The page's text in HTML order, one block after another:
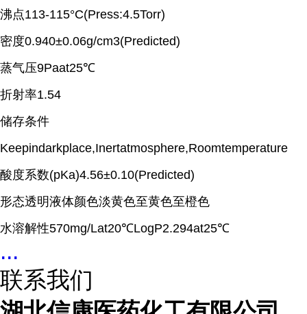
沸点113-115°C(Press:4.5Torr)
密度0.940±0.06g/cm3(Predicted)
蒸气压9Paat25℃
折射率1.54
储存条件
Keepindarkplace,Inertatmosphere,Roomtemperature
酸度系数(pKa)4.56±0.10(Predicted)
形态透明液体颜色淡黄色至黄色至橙色
水溶解性570mg/Lat20℃LogP2.294at25℃
...
联系我们